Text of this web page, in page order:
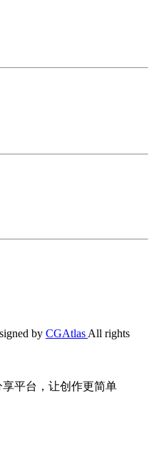
by CGAtlas All rights
平台，让创作更简单